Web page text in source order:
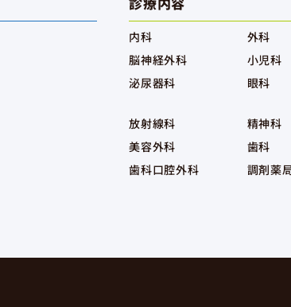
内科
外科
脳神経外科
小児科
泌尿器科
眼科
放射線科
精神科
美容外科
歯科
歯科口腔外科
調剤薬